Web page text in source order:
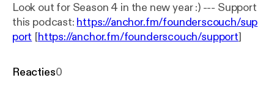
Look out for Season 4 in the new year :) --- Support
this podcast: https://anchor.fm/founderscouch/sup
port [https://anchor.fm/founderscouch/support]
Reacties0